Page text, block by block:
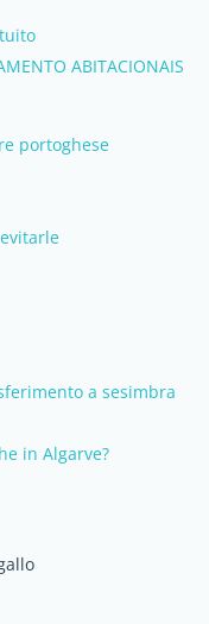
ABITACIONAIS
portoghese
a sesimbra
in Algarve?